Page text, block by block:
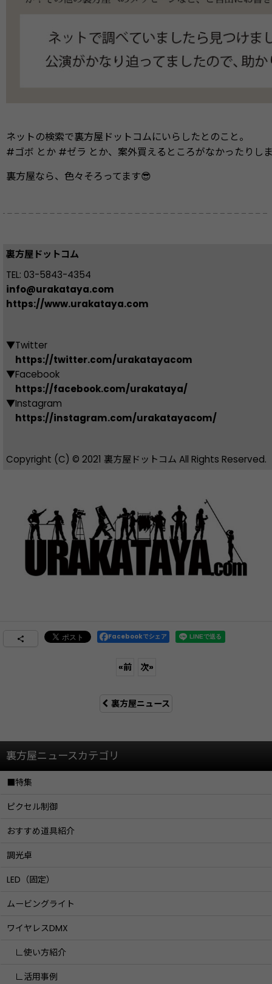
ネットの検索で裏方屋ドットコムにいらしたとのこと。
#ゴボ とか #ゼラ とか、案外買えるところがなかったりし
裏方屋なら、色々そろってます😎
裏方屋ドットコム
TEL: 03-5843-4354
info@urakataya.com
https://www.urakataya.com
▼Twitter
https://twitter.com/urakatayacom
▼Facebook
https://facebook.com/urakataya/
▼Instagram
https://instagram.com/urakatayacom/
Copyright (C) © 2021 裏方屋ドットコム All Rights Reserved.
Facebookでシェア
«前 次»
裏方屋ニュース
裏方屋ニュースカテゴリ
■特集
ピクセル制御
おすすめ道具紹介
調光卓
LED（固定）
ムービングライト
ワイヤレスDMX
∟使い方紹介
∟活用事例